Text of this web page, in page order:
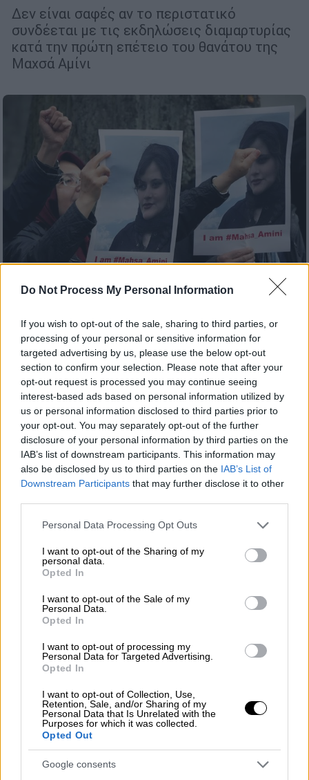
Do Not Process My Personal Information
If you wish to opt-out of the sale, sharing to third parties, or
processing of your personal or sensitive information for
targeted advertising by us, please use the below opt-out
section to confirm your selection. Please note that after your
opt-out request is processed you may continue seeing
interest-based ads based on personal information utilized by
us or personal information disclosed to third parties prior to
your opt-out. You may separately opt-out of the further
disclosure of your personal information by third parties on the
IAB’s list of downstream participants. This information may
also be disclosed by us to third parties on the IAB’s List of
Downstream Participants that may further disclose it to other
Please note that this website/app uses one or more Google
not limited to your visit or usage behaviour. You may click to
grant or deny consent to Google and its third-party tags to
use your data for below specified purposes in below Google
consent section.
Personal Data Processing Opt Outs
I want to opt-out of the Sharing of my
personal data.
Opted In
I want to opt-out of the Sale of my
Personal Data.
Opted In
I want to opt-out of processing my
Personal Data for Targeted Advertising.
Opted In
I want to opt-out of Collection, Use,
Retention, Sale, and/or Sharing of my
Personal Data that Is Unrelated with the
Purposes for which it was collected.
Opted Out
Google consents
Δεν είναι σαφές αν το περιστατικό
συνδέεται με τις εκδηλώσεις διαμαρτυρίας
κατά την πρώτη επέτειο του θανάτου της
Μαχσά Αμίνι
Κόσμος|16.09.2023 12:44
Τον προειδοποίησαν για την επέτειο
θανάτου της κόρης του και τον
απελευθέρωσαν: Οι ιρανικές Αρχές
έθεσαν υπό κράτηση τον πατέρα της
Μαχσά Αμινί
Ο θάνατος της Αμινί πέρυσι, ενώ βρισκόταν
υπό κράτηση, προκάλεσε μήνες
αντικυβερνητικών διαδηλώσεων που
κλιμακώθηκαν στη μεγαλύτερη έκφραση
αμφισβήτησης προς τις ιρανικές αρχές εδώ
Κόσμος|13.04.2023 20:31